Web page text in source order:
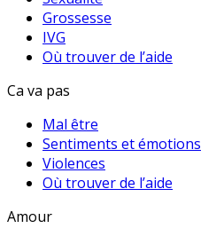
Grossesse
IVG
Où trouver de l’aide
Ca va pas
Mal être
Sentiments et émotions
Violences
Où trouver de l’aide
Amour